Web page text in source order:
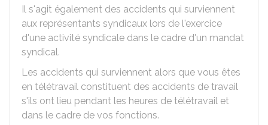
Il s'agit également des accidents qui surviennent
aux représentants syndicaux lors de l'exercice
d'une activité syndicale dans le cadre d'un mandat
syndical.
Les accidents qui surviennent alors que vous êtes
en télétravail constituent des accidents de travail
s'ils ont lieu pendant les heures de télétravail et
dans le cadre de vos fonctions.